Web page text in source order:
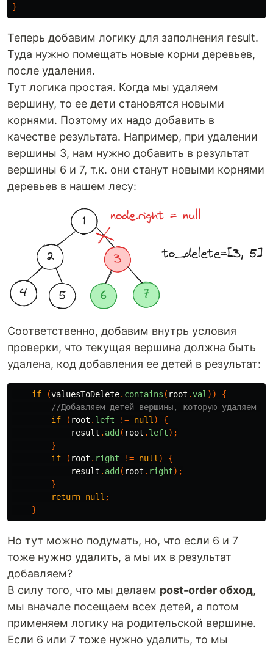
}
Теперь добавим логику для заполнения result.
Туда нужно помещать новые корни деревьев,
после удаления.
Тут логика простая. Когда мы удаляем
вершину, то ее дети становятся новыми
корнями. Поэтому их надо добавить в
качестве результата. Например, при удалении
вершины 3, нам нужно добавить в результат
вершины 6 и 7, т.к. они станут новыми корнями
деревьев в нашем лесу:
Соответственно, добавим внутрь условия
проверки, что текущая вершина должна быть
удалена, код добавления ее детей в результат:
if (valuesToDelete. contains ( root .val))
{
//Добавляем детей вершины, которую удаляем в
if
( root . left != null)
{
result . add ( root . left);
}
if
( root . right != null)
{
result . add ( root . right);
}
return null ;
}
Но тут можно подумать, но, что если 6 и 7
тоже нужно удалить, а мы их в результат
добавляем?
В силу того, что мы делаем post-order обход,
мы вначале посещаем всех детей, а потом
применяем логику на родительской вершине.
Если 6 или 7 тоже нужно удалить, то мы